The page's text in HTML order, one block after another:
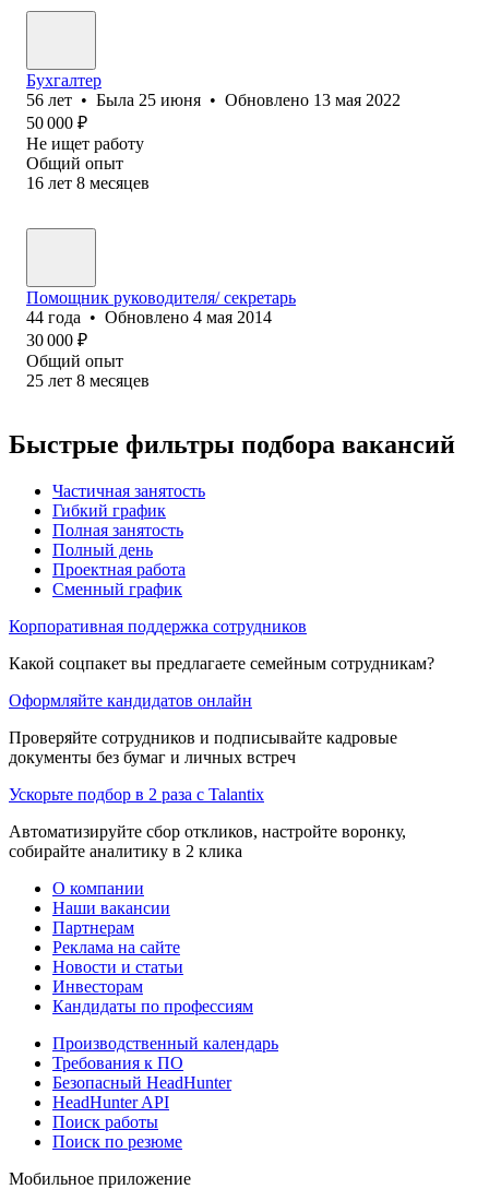
Бухгалтер
56 лет • Была 25 июня • Обновлено 13 мая 2022
50 000 ₽
Не ищет работу
Общий опыт
16 лет 8 месяцев
Помощник руководителя/ секретарь
44 года • Обновлено 4 мая 2014
30 000 ₽
Общий опыт
25 лет 8 месяцев
Быстрые фильтры подбора вакансий
Частичная занятость
Гибкий график
Полная занятость
Полный день
Проектная работа
Сменный график
Корпоративная поддержка сотрудников
Какой соцпакет вы предлагаете семейным сотрудникам?
Оформляйте кандидатов онлайн
Проверяйте сотрудников и подписывайте кадровые
документы без бумаг и личных встреч
Ускорьте подбор в 2 раза с Talantix
Автоматизируйте сбор откликов, настройте воронку,
собирайте аналитику в 2 клика
О компании
Наши вакансии
Партнерам
Реклама на сайте
Новости и статьи
Инвесторам
Кандидаты по профессиям
Производственный календарь
Требования к ПО
Безопасный HeadHunter
HeadHunter API
Поиск работы
Поиск по резюме
Мобильное приложение